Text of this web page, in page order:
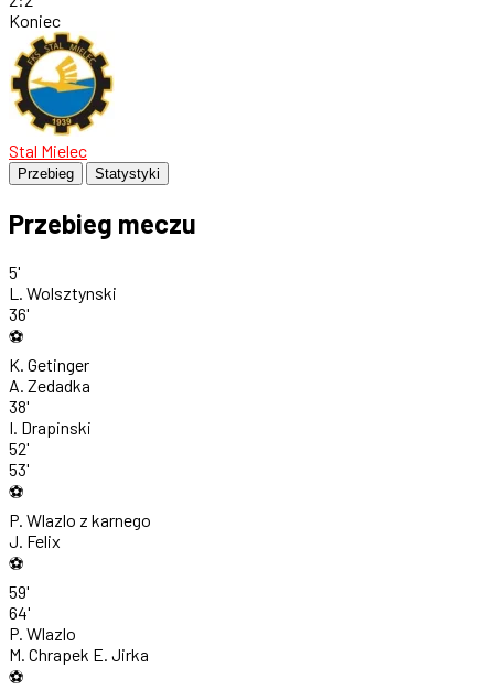
Koniec
Stal Mielec
Przebieg Statystyki
Przebieg meczu
5'
L. Wolsztynski
36'
⚽
K. Getinger
A. Zedadka
38'
I. Drapinski
52'
53'
⚽
P. Wlazlo z karnego
J. Felix
⚽
59'
64'
P. Wlazlo
M. Chrapek E. Jirka
⚽